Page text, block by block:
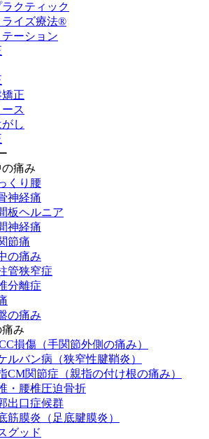
クティック
ライズ療法®
テーション
正
ス
し
痛み
くり腰
神経痛
板ヘルニア
神経痛
節痛
の痛み
管狭窄症
分離症
の痛み
み
損傷（手関節外側の痛み）
ルバン病（狭窄性腱鞘炎）
CM関節症（親指の付け根の痛み）
・腰椎圧迫骨折
出口症候群
筋膜炎（足底腱膜炎）
グッド